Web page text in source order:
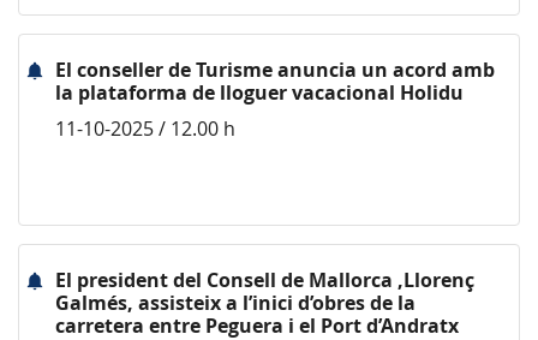
El conseller de Turisme anuncia un acord amb
la plataforma de lloguer vacacional Holidu
11-10-2025 / 12.00 h
El president del Consell de Mallorca ,Llorenç
Galmés, assisteix a l’inici d’obres de la
carretera entre Peguera i el Port d’Andratx